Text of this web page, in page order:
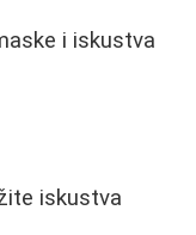
i iskustva
iskustva